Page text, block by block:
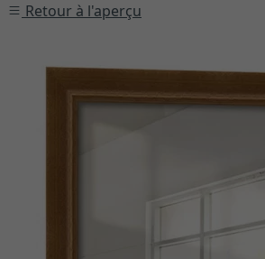
Retour à l'aperçu